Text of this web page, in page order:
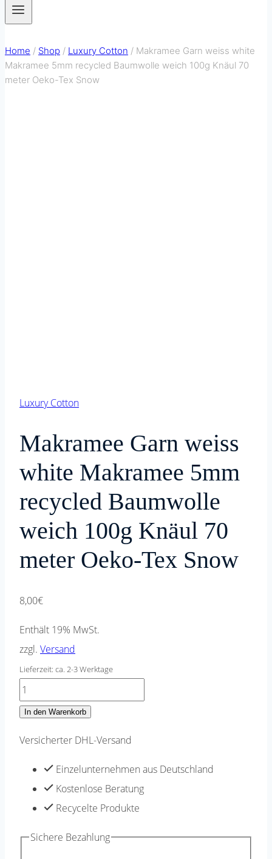
Home / Shop / Luxury Cotton / Makramee Garn weiss white
Makramee 5mm recycled Baumwolle weich 100g Knäul 70
meter Oeko-Tex Snow
Luxury Cotton
Makramee Garn weiss
white Makramee 5mm
recycled Baumwolle
weich 100g Knäul 70
meter Oeko-Tex Snow
8,00€
Enthält 19% MwSt.
zzgl. Versand
Lieferzeit: ca. 2-3 Werktage
Makramee
Garn
white
Makramee
5mm
recycled
weich
In den Warenkorb
Versicherter DHL-Versand
Einzelunternehmen aus Deutschland
Kostenlose Beratung
Recycelte Produkte
Sichere Bezahlung